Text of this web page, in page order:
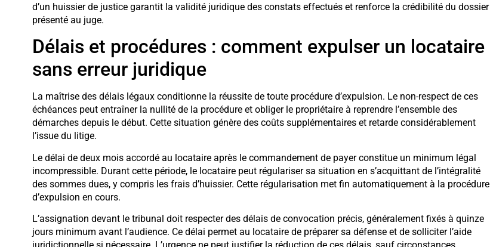
d’un huissier de justice garantit la validité juridique des constats effectués et renforce la crédibilité du dossier
présenté au juge.
Délais et procédures : comment expulser un locataire
sans erreur juridique
La maîtrise des délais légaux conditionne la réussite de toute procédure d’expulsion. Le non-respect de ces
échéances peut entraîner la nullité de la procédure et obliger le propriétaire à reprendre l’ensemble des
démarches depuis le début. Cette situation génère des coûts supplémentaires et retarde considérablement
l’issue du litige.
Le délai de deux mois accordé au locataire après le commandement de payer constitue un minimum légal
incompressible. Durant cette période, le locataire peut régulariser sa situation en s’acquittant de l’intégralité
des sommes dues, y compris les frais d’huissier. Cette régularisation met fin automatiquement à la procédure
d’expulsion en cours.
L’assignation devant le tribunal doit respecter des délais de convocation précis, généralement fixés à quinze
jours minimum avant l’audience. Ce délai permet au locataire de préparer sa défense et de solliciter l’aide